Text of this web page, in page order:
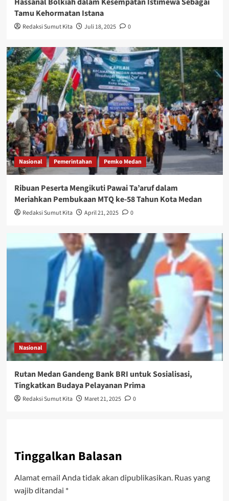
Hassanal Bolkiah dalam Kesempatan Istimewa Sebagai
Tamu Kehormatan Istana
Redaksi Sumut Kita Juli 18, 2025 0
Nasional Pemerintahan Pemko Medan
Ribuan Peserta Mengikuti Pawai Ta’aruf dalam
Meriahkan Pembukaan MTQ ke-58 Tahun Kota Medan
Redaksi Sumut Kita April 21, 2025 0
Nasional
Rutan Medan Gandeng Bank BRI untuk Sosialisasi,
Tingkatkan Budaya Pelayanan Prima
Redaksi Sumut Kita Maret 21, 2025 0
Tinggalkan Balasan
Alamat email Anda tidak akan dipublikasikan. Ruas yang
wajib ditandai *